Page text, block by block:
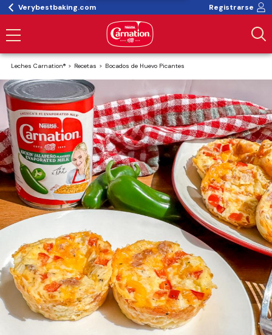
Verybestbaking.com Registrarse
Leches Carnation® Recetas Bocados de Huevo Picantes